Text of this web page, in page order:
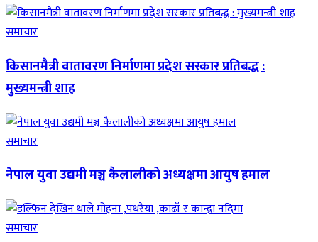
समाचार
किसानमैत्री वातावरण निर्माणमा प्रदेश सरकार प्रतिबद्ध :
मुख्यमन्त्री शाह
समाचार
नेपाल युवा उद्यमी मञ्च कैलालीको अध्यक्षमा आयुष हमाल
समाचार